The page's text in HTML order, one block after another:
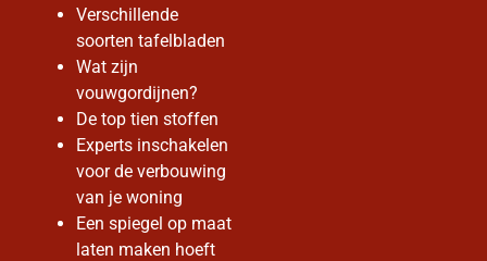
Verschillende
soorten tafelbladen
Wat zijn
vouwgordijnen?
De top tien stoffen
Experts inschakelen
voor de verbouwing
van je woning
Een spiegel op maat
laten maken hoeft